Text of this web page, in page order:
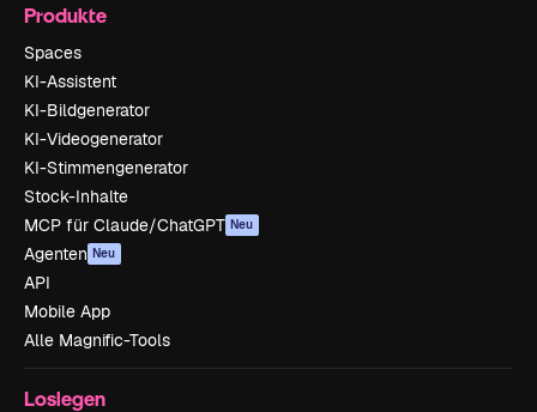
Produkte
Spaces
KI-Assistent
KI-Bildgenerator
KI-Videogenerator
KI-Stimmengenerator
Stock-Inhalte
MCP für Claude/ChatGPT Neu
Agenten Neu
API
Mobile App
Alle Magnific-Tools
Loslegen